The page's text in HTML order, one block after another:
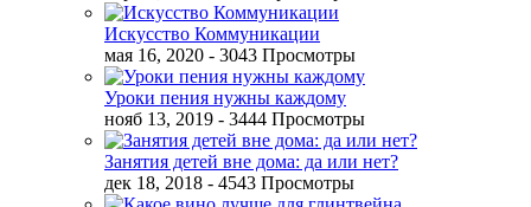
Искусство Коммуникации
мая 16, 2020 - 3043 Просмотры
Уроки пения нужны каждому
нояб 13, 2019 - 3444 Просмотры
Занятия детей вне дома: да или нет?
дек 18, 2018 - 4543 Просмотры